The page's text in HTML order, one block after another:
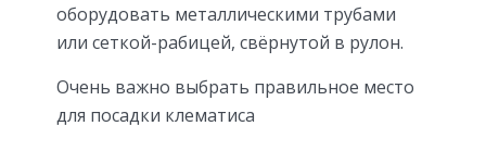
оборудовать металлическими трубами
или сеткой-рабицей, свёрнутой в рулон.
Очень важно выбрать правильное место
для посадки клематиса